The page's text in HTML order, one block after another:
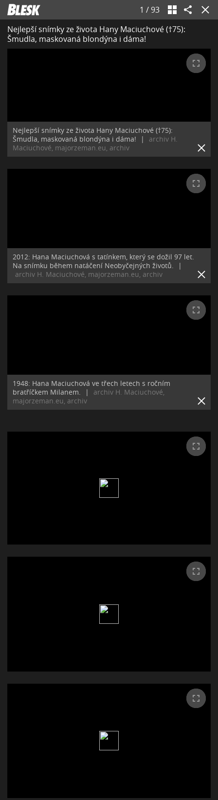
1 / 93
Nejlepší snímky ze života Hany Maciuchové (†75):
Šmudla, maskovaná blondýna i dáma!
Nejlepší snímky ze života Hany Maciuchové (†75):
Šmudla, maskovaná blondýna i dáma!
|
archiv H.
Maciuchové, majorzeman.eu, archiv
2012: Hana Maciuchová s tatínkem, který se dožil 97 let.
Na snímku během natáčení Neobyčejných životů.
|
archiv H. Maciuchové, majorzeman.eu, archiv
1948: Hana Maciuchová ve třech letech s ročním
bratříčkem Milanem.
|
archiv H. Maciuchové,
majorzeman.eu, archiv